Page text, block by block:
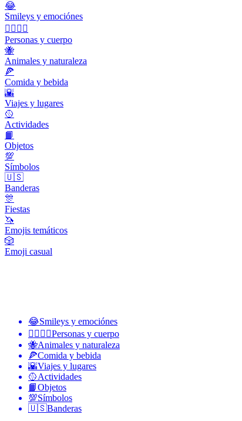
😂
Smileys y emociónes
👩‍❤️‍💋‍👨
Personas y cuerpo
🐝
Animales y naturaleza
🍕
Comida y bebida
🌇
Viajes y lugares
🥎
Actividades
📙
Objetos
💯
Símbolos
🇺🇸
Banderas
🎊
Fiestas
🦄
Emojis temáticos
🎲
Emoji casual
😂Smileys y emociónes
👩‍❤️‍💋‍👨Personas y cuerpo
🐝Animales y naturaleza
🍕Comida y bebida
🌇Viajes y lugares
🥎Actividades
📙Objetos
💯Símbolos
🇺🇸Banderas